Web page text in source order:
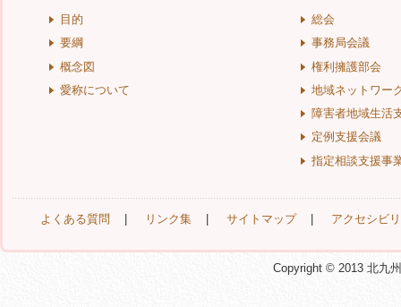
目的
要綱
概念図
愛称について
総会
事務局会議
権利擁護部会
地域ネットワー
障害者地域生活
定例支援会議
指定相談支援事
よくある質問 リンク集 サイトマップ アクセシビ
Copyright © 2013 北九